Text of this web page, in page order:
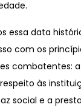
essa data
com os
combatentes:
às
social e a